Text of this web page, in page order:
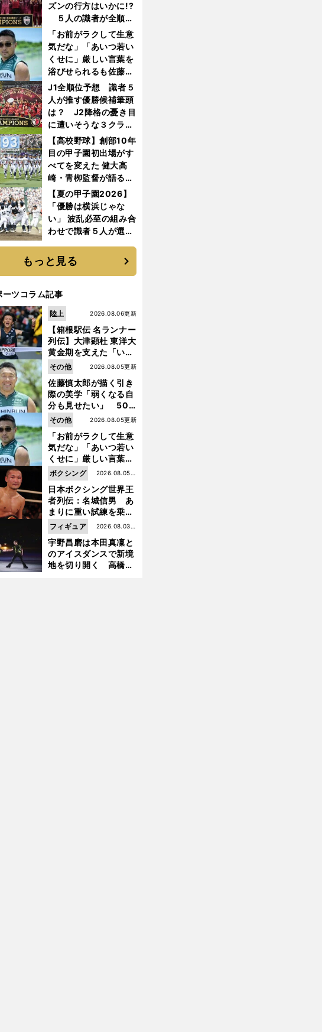
ズンの行方はいかに!?
５人の識者が全順位
を大胆予想
「お前がラクして生意
気だな」「あいつ若い
くせに」厳しい言葉を
浴びせられるも佐藤慎
太郎が貫いた誇りとフ
ァンへの思い
J1全順位予想 識者５
人が推す優勝候補筆頭
は？ J2降格の憂き目
に遭いそうな３クラブ
とは？
【高校野球】創部10年
目の甲子園初出場がす
べてを変えた 健大高
崎・青栁監督が語る
「機動破壊」はこうし
て生まれた
【夏の甲子園2026】
「優勝は横浜じゃな
い」 波乱必至の組み合
わせで識者５人が選ん
もっと見る
ーツコラム記事
【箱根駅伝 名ランナー
列伝】大津顕杜 東洋大
黄金期を支えた「いぶ
し銀」の存在 最後は同
期の設楽兄弟も受賞で
きなかった金栗杯に輝
く
2026.08.06更新
陸上
佐藤慎太郎が描く引き
際の美学「弱くなる自
分も見せたい」 50
代の競輪人生に影響を
与える伏見俊昭の死に
も言及
2026.08.05更新
その他
「お前がラクして生意
気だな」「あいつ若い
くせに」厳しい言葉を
浴びせられるも佐藤慎
太郎が貫いた誇りとフ
ァンへの思い
2026.08.05更新
その他
日本ボクシング世界王
者列伝：名城信男 あ
まりに重い試練を乗り
越え「大胆さ」と「巧
さ」で築いた時代
2026.08.05更
新
ボクシング
宇野昌磨は本田真凜と
のアイスダンスで新境
地を切り開く 高橋大
2026.08.03更
新
フィギュア